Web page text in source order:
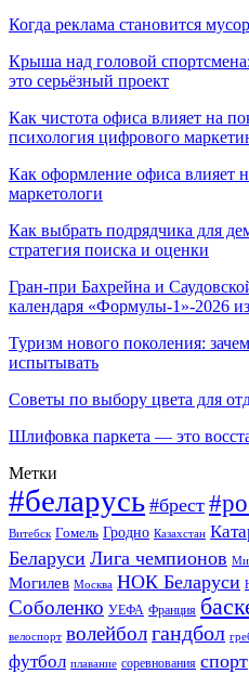
Когда реклама становится
Крыша над головой
это серьёзный проект
Как чистота офиса влияет на
психология цифрового
Как оформление офиса влияет
маркетологи
Как выбрать подрядчика для
стратегия поиска и оценки
Гран-при Бахрейна и
календаря «Формулы-1»-2026
Туризм нового поколения:
испытывать
Советы по выбору цвета для
Шлифовка паркета — это
Метки
#беларусь #брест
Витебск Гомель Гродно Казахстан
Беларуси Лига чемпионов
Могилев Москва НОК Беларуси
Соболенко УЕФА Франция
велоспорт волейболгандбол
футбол плавание соревнования спорт